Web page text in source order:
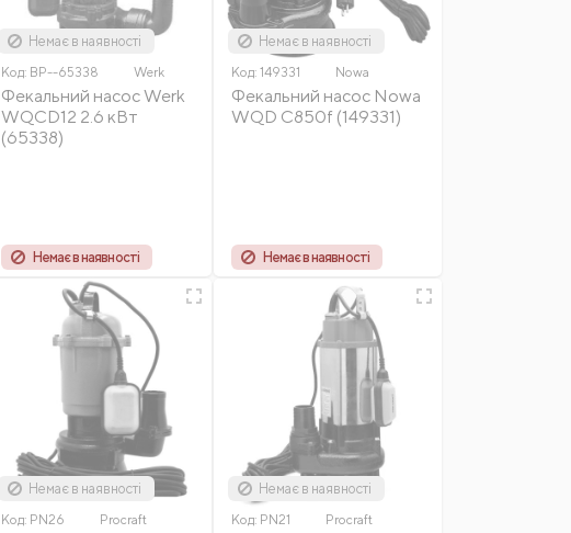
Немає в наявності
Код: BP--65338 Werk
Фекальний насос Werk
WQCD12 2.6 кВт
(65338)
Немає в наявності
Немає в наявності
Код: 149331 Nowa
Фекальний насос Nowa
WQD C850f (149331)
Немає в наявності
Немає в наявності
Код: PN26 Procraft
Немає в наявності
Код: PN21 Procraft